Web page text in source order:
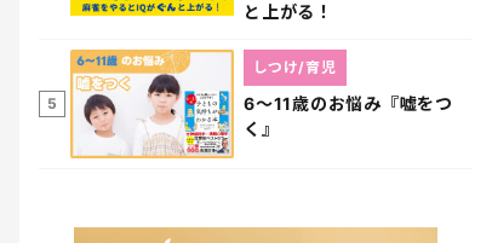
と上がる！
5
6～11歳のお悩み『嘘をつ
く』
しつけ/育児